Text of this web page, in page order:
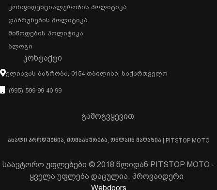
Კონფიდენციალურობის Პოლიტიკა
Დაბრუნების Პოლიტიკა
Მიწოდების Პოლიტიკა
Ბლოგი
ᲙᲝᲜᲢᲐᲥᲢᲘ
Ელიავას Ბაზრობა, 0154 Თბილისი, Საქართველო
+(995) 599 99 40 99
გამოგვყევით
ახალი პროდუქცია, მომსახურება, ონლაინ მაღაზია | PITSTOP MOTO
საავტორო უფლებები © 2018 წლიდან PITSTOP MOTO -
ყველა უფლება დაცულია. პროვაიდერი
Webdoors